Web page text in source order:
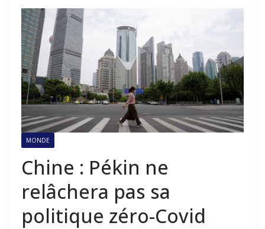
MONDE
Chine : Pékin ne
relâchera pas sa
politique zéro-Covid